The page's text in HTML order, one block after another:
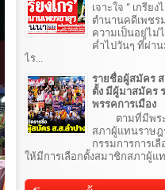
เจาะใจ “ เกรีย
ตำนานคดีเพชร
ความเป็นอยู่ไม่
ค่ำไปวันๆ ที่ผ่า
ไร...
รายชื่อผู้สมัคร ส
ตั้ง มีผู้มาสมัคร
พรรคการเมือง
ตามที่มีพระ
สภาผู้แทนราษฎ
กรรมการการเ
ให้มีการเลือกตั้งสมาชิกสภาผู้แ